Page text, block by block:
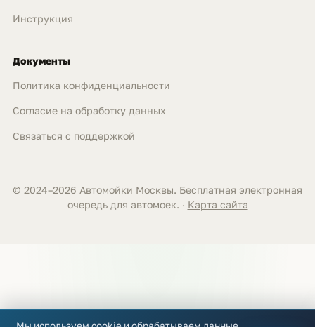
Инструкция
Документы
Политика конфиденциальности
Согласие на обработку данных
Связаться с поддержкой
© 2024–2026 Автомойки Москвы. Бесплатная электронная
очередь для автомоек. · Карта сайта